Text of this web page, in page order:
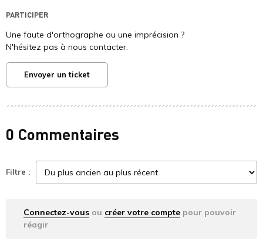
PARTICIPER
Une faute d'orthographe ou une imprécision ?
N'hésitez pas à nous contacter.
Envoyer un ticket
0 Commentaires
Filtre :
Connectez-vous ou créer votre compte pour pouvoir
réagir